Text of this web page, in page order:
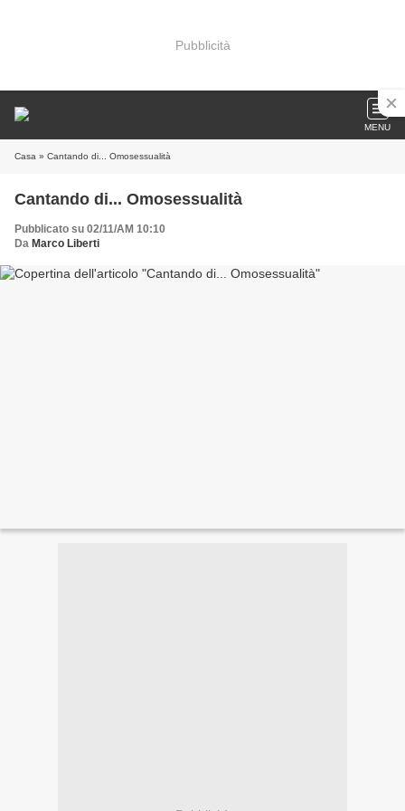
Pubblicità
MENU
Casa » Cantando di... Omosessualità
Cantando di... Omosessualità
Pubblicato su 02/11/AM 10:10
Da Marco Liberti